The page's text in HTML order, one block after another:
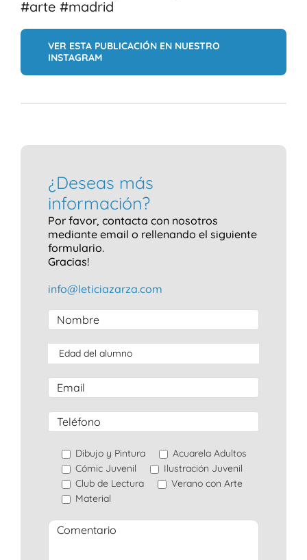
#arte #madrid
VER ESTA PUBLICACIÓN EN NUESTRO
INSTAGRAM
¿Deseas más
información?
Por favor, contacta con nosotros
mediante email o rellenando el siguiente
formulario.
Gracias!
info@leticiazarza.com
Dibujo y Pintura
Acuarela Adultos
Cómic Juvenil
Ilustración Juvenil
Club de Lectura
Verano con Arte
Material